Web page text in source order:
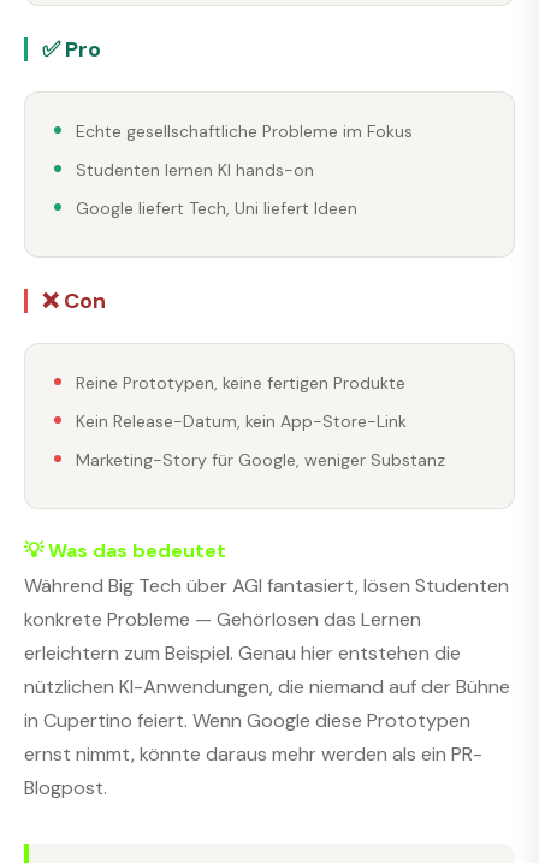
✅ Pro
Echte gesellschaftliche Probleme im Fokus
Studenten lernen KI hands-on
Google liefert Tech, Uni liefert Ideen
❌ Con
Reine Prototypen, keine fertigen Produkte
Kein Release-Datum, kein App-Store-Link
Marketing-Story für Google, weniger Substanz
💡 Was das bedeutet
Während Big Tech über AGI fantasiert, lösen Studenten
konkrete Probleme — Gehörlosen das Lernen
erleichtern zum Beispiel. Genau hier entstehen die
nützlichen KI-Anwendungen, die niemand auf der Bühne
in Cupertino feiert. Wenn Google diese Prototypen
ernst nimmt, könnte daraus mehr werden als ein PR-
Blogpost.